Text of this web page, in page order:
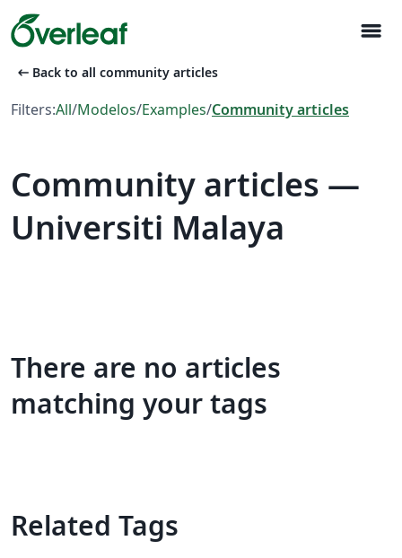
menu
arrow_left_alt Back to all community articles
Filters:All/Modelos/Examples/Community articles
Community articles —
Universiti Malaya
There are no articles
matching your tags
Related Tags